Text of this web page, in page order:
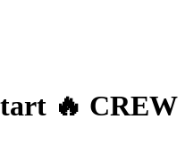
🔥 CREW